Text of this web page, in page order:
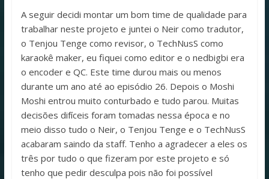
A seguir decidi montar um bom time de qualidade para
trabalhar neste projeto e juntei o Neir como tradutor,
o Tenjou Tenge como revisor, o TechNusS como
karaokê maker, eu fiquei como editor e o nedbigbi era
o encoder e QC. Este time durou mais ou menos
durante um ano até ao episódio 26. Depois o Moshi
Moshi entrou muito conturbado e tudo parou. Muitas
decisões difíceis foram tomadas nessa época e no
meio disso tudo o Neir, o Tenjou Tenge e o TechNusS
acabaram saindo da staff. Tenho a agradecer a eles os
três por tudo o que fizeram por este projeto e só
tenho que pedir desculpa pois não foi possível